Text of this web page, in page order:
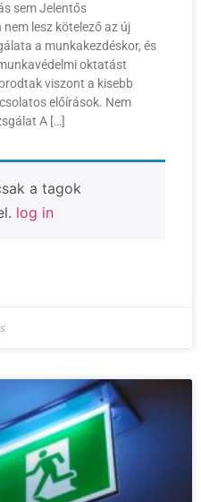
sem Jelentős
lesz kötelező az új
a munkakezdéskor, és
oktatást
viszont a kisebb
előírások. Nem
A […]
a tagok
log in